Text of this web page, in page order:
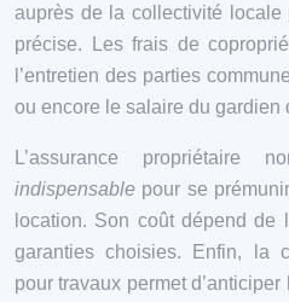
auprès de la collectivité locale
précise. Les frais de
l’entretien des parties
ou encore le salaire du gardien
L’assurance propriétaire
indispensable pour se
location. Son coût dépend
garanties choisies. Enfin, la
pour travaux permet